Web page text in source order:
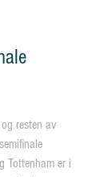
resten av
Tottenham er i